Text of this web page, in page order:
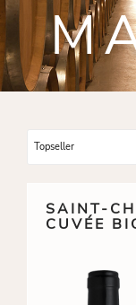
SAINT-
CUVÉE